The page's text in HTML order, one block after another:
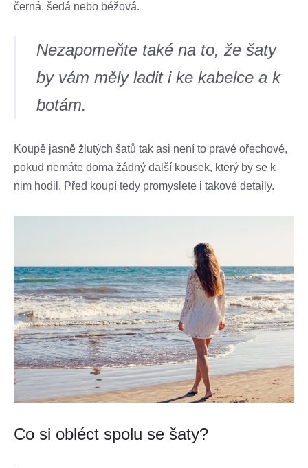
černá, šedá nebo béžová.
Nezapomeňte také na to, že šaty
by vám měly ladit i ke kabelce a k
botám.
Koupě jasně žlutých šatů tak asi není to pravé ořechové,
pokud nemáte doma žádný další kousek, který by se k
nim hodil. Před koupí tedy promyslete i takové detaily.
Co si obléct spolu se šaty?